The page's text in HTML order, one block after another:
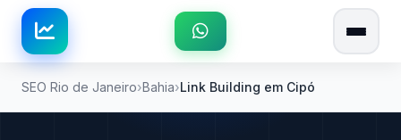
SEO Rio de Janeiro Bahia Link Building em Cipó